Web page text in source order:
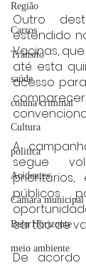
Região
Carros
Trânsito
saúde
coluna criminal
Cultura
politica
Acidentes
Câmara municipal
Belo Horizonte
meio ambiente
Outro
estendido
Vacinas,
até esta
acesso
A
segue
públicos
cartão de
De